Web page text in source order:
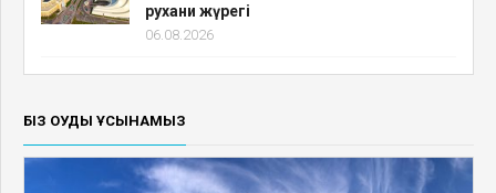
рухани жүрегі
06.08.2026
БІЗ ОҚУДЫ ҰСЫНАМЫЗ